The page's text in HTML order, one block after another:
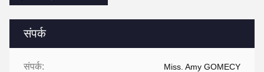
संपर्क
संपर्क: Miss. Amy GOMECY